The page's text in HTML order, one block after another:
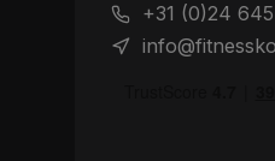
+31 (0)24